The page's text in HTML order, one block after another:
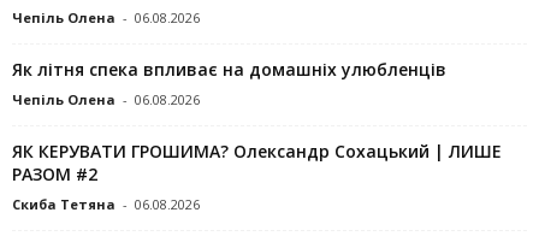
Чепіль Олена - 06.08.2026
Як літня спека впливає на домашніх улюбленців
Чепіль Олена - 06.08.2026
ЯК КЕРУВАТИ ГРОШИМА? Олександр Сохацький | ЛИШЕ
РАЗОМ #2
Скиба Тетяна - 06.08.2026